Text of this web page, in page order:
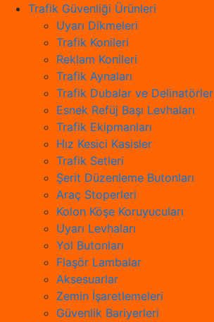
Trafik Güvenliği Ürünleri
Uyarı Dikmeleri
Trafik Konileri
Reklam Konileri
Trafik Aynaları
Trafik Dubalar ve Delinatörler
Esnek Refüj Başı Levhaları
Trafik Ekipmanları
Hız Kesici Kasisler
Trafik Setleri
Şerit Düzenleme Butonları
Araç Stoperleri
Kolon Köşe Koruyucuları
Uyarı Levhaları
Yol Butonları
Flaşör Lambalar
Aksesuarlar
Zemin İşaretlemeleri
Güvenlik Bariyerleri